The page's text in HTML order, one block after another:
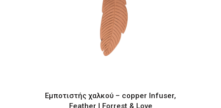
Εμποτιστής χαλκού – copper Infuser,
Feather | Forrest & Love